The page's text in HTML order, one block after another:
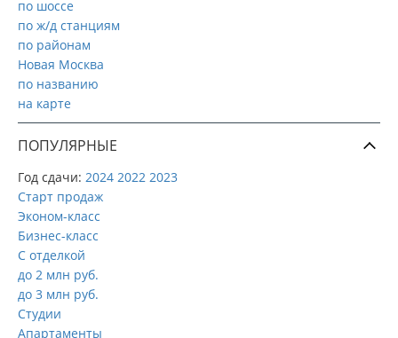
по шоссе
по ж/д станциям
по районам
Новая Москва
по названию
на карте
ПОПУЛЯРНЫЕ
Год сдачи: 2024 2022 2023
Старт продаж
Эконом-класс
Бизнес-класс
С отделкой
до 2 млн руб.
до 3 млн руб.
Студии
Апартаменты